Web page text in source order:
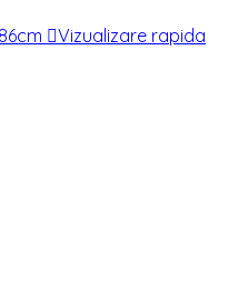
Vizualizare rapida